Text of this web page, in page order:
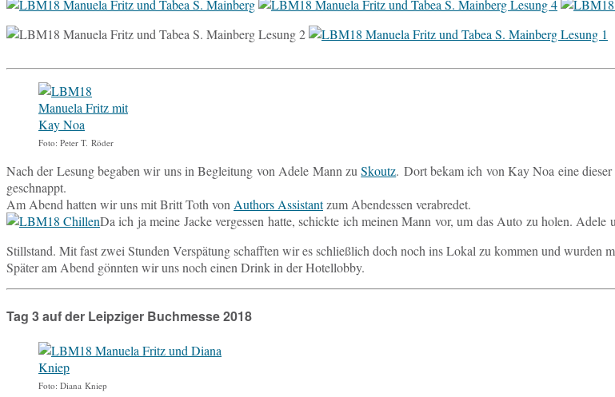
Foto: Peter T. Röder
Nach der Lesung be­ga­ben wir uns in Be­glei­tung von Adele Mann zuSkoutz. Dort bekam ich von Kay Noa eine
geschnappt.
Am Abend hatten wir uns mit Britt Toth von Aut­hors As­sistantzum Abend­essen verabredet.
Da ich ja meine Jacke ver­ges­sen hatte, schick­te ich meinen Mann vor, um das Auto zu holen.
Still­stand. Mit fast zwei Stun­den Ver­spä­tung schaff­ten wir es schließ­lich doch noch ins Lokal zu kommen und wurden
Später am Abend gönn­ten wir uns noch einen Drink in der Hotellobby.
Tag 3 auf der Leipziger Buchmesse 2018
Foto: Diana Kniep